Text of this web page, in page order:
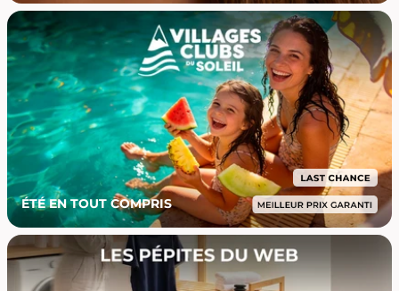
ÉTÉ EN TOUT COMPRIS